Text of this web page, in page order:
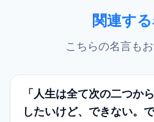
関連す
こちらの名言も
「人生は全て次の二つか
したいけど、できない。